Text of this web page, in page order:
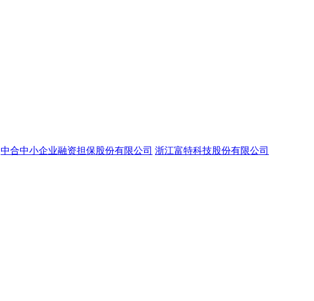
中合中小企业融资担保股份有限公司 浙江富特科技股份有限公司